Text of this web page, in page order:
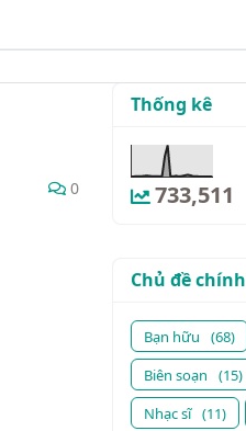
0
Thống kê
733,511
Chủ đề chính
Bạn hữu (68)
Biên soạn
(15)
Nhạc sĩ (11)